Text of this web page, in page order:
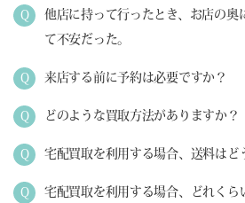
他店に持って行ったとき、お店の奥
て不安だった。
来店する前に予約は必要ですか？
どのような買取方法がありますか？
宅配買取を利用する場合、送料はど
宅配買取を利用する場合、どれくら